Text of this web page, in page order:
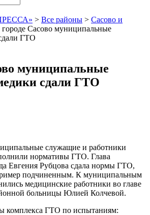
> Все районы > Сасово и
Сасово муниципальные
ГТО
муниципальные
сдали ГТО
служащие и работники
нормативы ГТО. Глава
Евгения Рубцова сдала нормы ГТО,
подчиненным. К муниципальным
медицинские работники во главе
больницы Юлией Колчевой.
комплекса ГТО по испытаниям: